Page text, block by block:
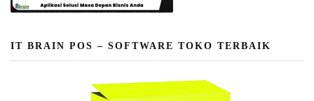
IT BRAIN POS – SOFTWARE TOKO TERBAIK